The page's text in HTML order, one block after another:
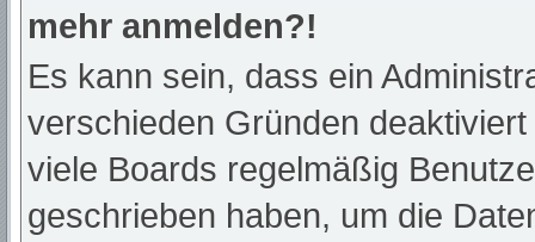
mehr anmelden?!
Es kann sein, dass ein
verschieden Gründen
viele Boards regelmäßig
geschrieben haben, um die